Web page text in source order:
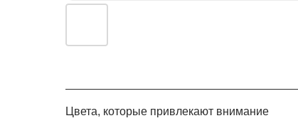
Цвета, которые привлекают внимание